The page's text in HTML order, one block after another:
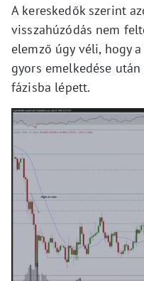
A kereskedők szerint
visszahúzódás nem
elemző úgy véli, hogy
gyors emelkedése
fázisba lépett.